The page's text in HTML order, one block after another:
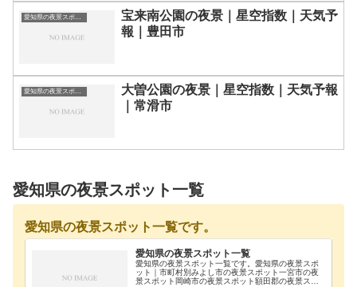
愛知県の夜景スポット一覧
宝来南公園の夜景｜星空指数｜天気予
報｜豊田市
愛知県の夜景スポット一覧
大曽公園の夜景｜星空指数｜天気予報
｜常滑市
愛知県の夜景スポット一覧
愛知県の夜景スポット一覧です。
愛知県の夜景スポット一覧
愛知県の夜景スポット一覧です。愛知県の夜景スポ
ット｜市町村別みよし市の夜景スポット一宮市の夜
景スポット岡崎市の夜景スポット額田郡の夜景スポ